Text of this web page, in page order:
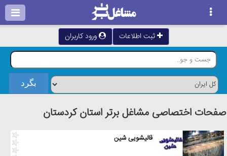
ثبت اطلاعات ورود کاربران
صفحات اختصاصی مشاغل برتر استان كردستان
قالیشویی شین